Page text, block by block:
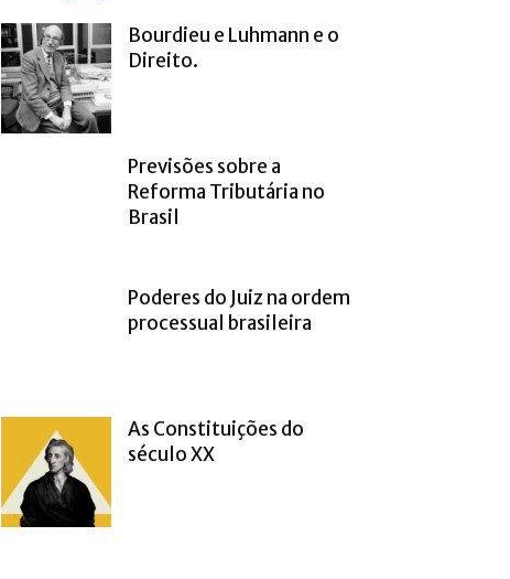
Bourdieu e Luhmann e o
Direito.
Previsões sobre a
Reforma Tributária no
Brasil
Poderes do Juiz na ordem
processual brasileira
As Constituições do
século XX